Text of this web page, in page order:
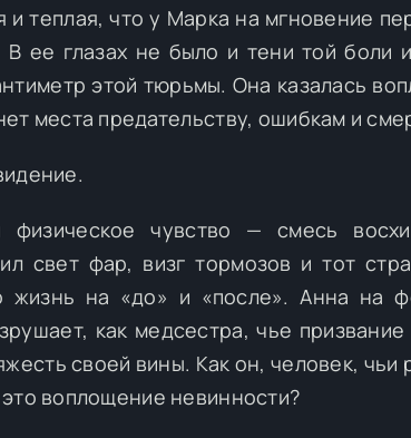
и теплая, что у Марка на мгновение
ее глазах не было и тени той боли
этой тюрьмы. Она казалась
места предательству, ошибкам и
физическое чувство — смесь
свет фар, визг тормозов и тот
жизнь на «до» и «после». Анна на
как медсестра, чье
своей вины. Как он, человек, чьи
воплощение невинности?